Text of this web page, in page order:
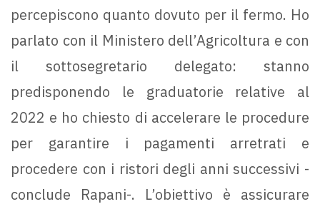
percepiscono quanto dovuto per il fermo. Ho
parlato con il Ministero dell’Agricoltura e con
il sottosegretario delegato: stanno
predisponendo le graduatorie relative al
2022 e ho chiesto di accelerare le procedure
per garantire i pagamenti arretrati e
procedere con i ristori degli anni successivi -
conclude Rapani-. L’obiettivo è assicurare